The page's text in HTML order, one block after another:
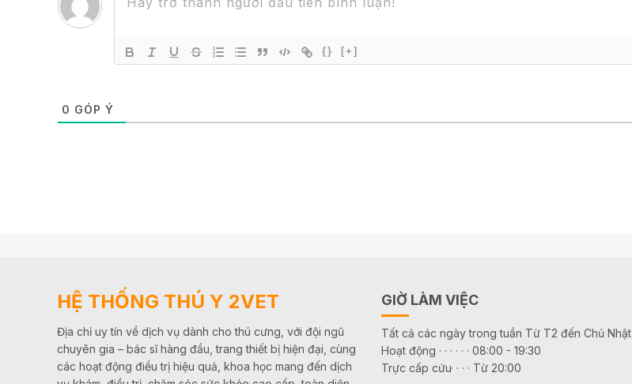
{} [+]
0 GÓP Ý
HỆ THỐNG THÚ Y 2VET
Địa chỉ uy tín về dịch vụ dành cho thú cưng, với đội ngũ
chuyên gia – bác sĩ hàng đầu, trang thiết bị hiện đại, cùng
các hoạt động điều trị hiệu quả, khoa học mang đến dịch
GIỜ LÀM VIỆC
Tất cả các ngày trong tuần Từ T2 đến Chủ Nhật
Hoạt động · · · · · · 08:00 - 19:30
Trực cấp cứu· · · · Từ 20:00